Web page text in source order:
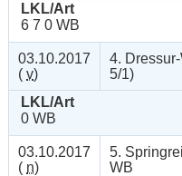
LKL/Art
6 7 0 WB
03.10.2017
( v)
4.
5/1)
LKL/Art
0 WB
03.10.2017
( n)
5.
WB